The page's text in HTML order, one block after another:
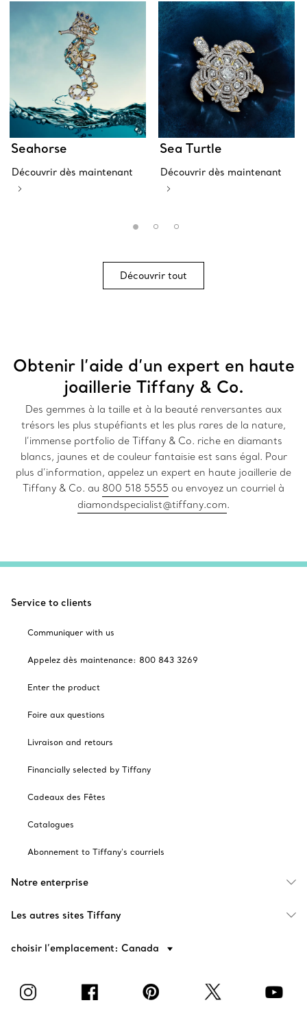
Seahorse
Découvrir dès maintenant
Sea Turtle
Découvrir dès maintenant
Découvrir tout
Obtenir l’aide d’un expert en haute
joaillerie Tiffany & Co.
Des gemmes à la taille et à la beauté renversantes aux
trésors les plus stupéfiants et les plus rares de la nature,
l’immense portfolio de Tiffany & Co. riche en diamants
blancs, jaunes et de couleur fantaisie est sans égal. Pour
plus d’information, appelez un expert en haute joaillerie de
Tiffany & Co. au 800 518 5555
diamondspecialist@tiffany.com.
Service to clients
Communiquer with us
Appelez dès maintenance: 800 843 3269
Enter the product
Foire aux questions
Livraison and retours
Financially selected by Tiffany
Cadeaux des Fêtes
Catalogues
Abonnement to Tiffany's courriels
Notre enterprise
Les autres sites Tiffany
choisir l’emplacement: Canada